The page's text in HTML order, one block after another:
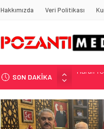
Hakkımızda Veri Politikası
SON DAKİKA
Yılmaz